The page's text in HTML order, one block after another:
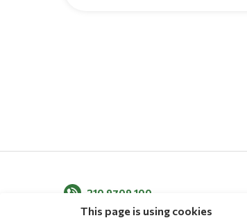
210 9709 100
This page is using cookies